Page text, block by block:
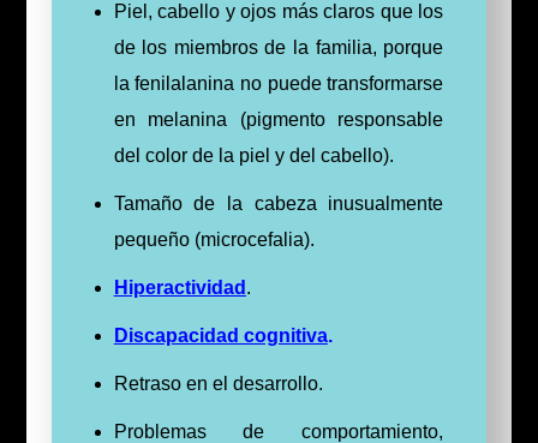
Piel, cabello y ojos más claros que los
de los miembros de la familia, porque
la fenilalanina no puede transformarse
en melanina (pigmento responsable
del color de la piel y del cabello).
Tamaño de la cabeza inusualmente
pequeño (microcefalia).
Hiperactividad .
Discapacidad cognitiva.
Retraso en el desarrollo.
Problemas de comportamiento,